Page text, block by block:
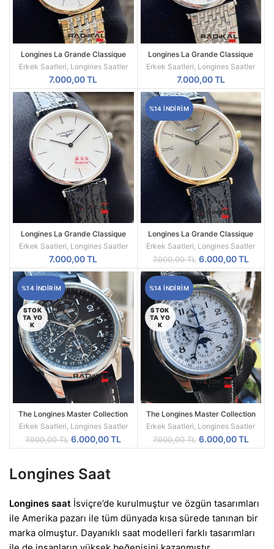
Longines La Grande Classique
Unisex
Erkek Saatleri, Longines Saatler
7.000,00TL
Longines La Grande Classique
Çelik Kasa Unisex Kol Saati
Erkek Saatleri, Longines Saatler
7.000,00TL
Longines La Grande Classique
Deri Kordon Unisex Kol Saati
Erkek Saatleri, Longines Saatler
7.000,00TL
%14 INDIRIM
Longines La Grande Classique
Unisex Kol Saati
Erkek Saatleri, Longines Saatler
7.000,00TL Orijinal
fiyat:
7.000,00 TL.
6.000,00TLŞu
fiyat:
%14 INDIRIM
STOK
TA YO
K
The Longines Master Collection
Siyah Kadran Replika Erkek Saati
Erkek Saatleri Longines Saatler
7.000,00TL Orijinal
fiyat:
6.000,00TL
andaki
%14 INDIRIM
STOK
TA YO
K
The Longines Master Collection
Replika Erkek Saati
Erkek Saatleri Longines Saatler
7.000,00TL Orijinal
fiyat:
6.000,00TL
Longines Saat
Longines saat İsviçre’de kurulmuştur ve özgün tasarımları
ile Amerika pazarı ile tüm dünyada kısa sürede tanınan bir
marka olmuştur. Dayanıklı saat modelleri farklı tasarımları